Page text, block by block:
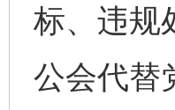
标、违规
公会代替